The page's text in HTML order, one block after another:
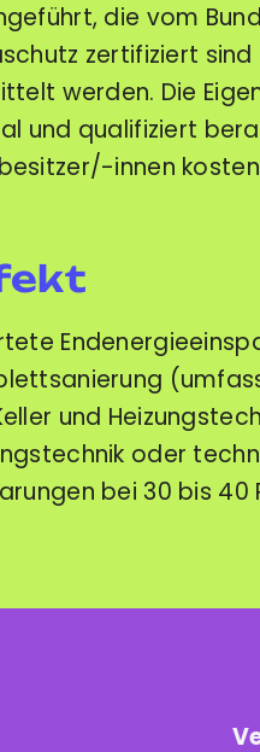
die vom
zertifiziert
werden. Die
und qualifiziert
innen
und
oder
bei 30 bis 40